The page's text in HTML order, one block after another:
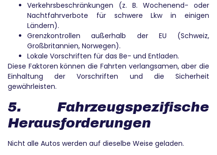
Verkehrsbeschränkungen (z. B. Wochenend- oder
Nachtfahrverbote für schwere Lkw in einigen
Ländern).
Grenzkontrollen außerhalb der EU (Schweiz,
Großbritannien, Norwegen).
Lokale Vorschriften für das Be- und Entladen.
Diese Faktoren können die Fahrten verlangsamen, aber die
Einhaltung der Vorschriften und die Sicherheit
gewährleisten.
5. Fahrzeugspezifische
Herausforderungen
Nicht alle Autos werden auf dieselbe Weise geladen.